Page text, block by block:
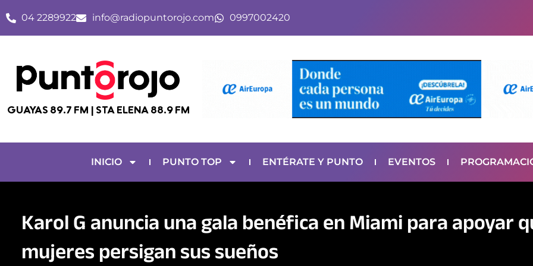
contenido
04 2289922 info@radiopuntorojo.com 0997002420
GUAYAS 89.7 FM | STA ELENA 88.9 FM
INICIO PUNTO TOP ENTÉRATE Y PUNTO EVENTOS
Karol G anuncia una gala benéfica en Miami para apoyar
mujeres persigan sus sueños